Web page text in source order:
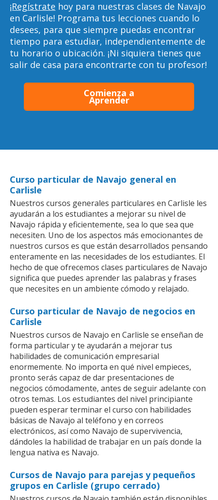
¡Regístrate hoy para nuestras clases de Navajo
en Carlisle! Programa tus lecciones cuando lo
desees, para que siempre puedas encontrar
tiempo para estudiar, independientemente de
tu horario o ubicación. ¡Ni siquiera tienes que
salir de casa para encontrarte con tu profesor!
Comienza a
Aprender
Curso particular de Navajo general en
Carlisle
Nuestros cursos generales particulares en Carlisle les
ayudarán a los estudiantes a mejorar su nivel de
Navajo rápida y eficientemente, sea lo que sea que
necesiten. Uno de los aspectos más emocionantes de
nuestros cursos es que están desarrollados pensando
enteramente en las necesidades de los estudiantes. El
hecho de que ofrecemos clases particulares de Navajo
significa que puedes aprender las palabras y frases
que necesites en un ambiente cómodo y relajado.
Curso particular de Navajo de negocios en
Carlisle
Nuestros cursos de Navajo en Carlisle se enseñan de
forma particular y te ayudarán a mejorar tus
habilidades de comunicación empresarial
enormemente. No importa en qué nivel empieces,
pronto serás capaz de dar presentaciones de
negocios cómodamente, antes de seguir adelante con
otros temas. Los estudiantes del nivel principiante
pueden esperar terminar el curso con habilidades
básicas de Navajo al teléfono y en correos
electrónicos, así como Navajo de supervivencia,
dándoles la habilidad de trabajar en un país donde la
lengua nativa es Navajo.
Cursos de Navajo para parejas y pequeños
grupos en Carlisle (grupo cerrado)